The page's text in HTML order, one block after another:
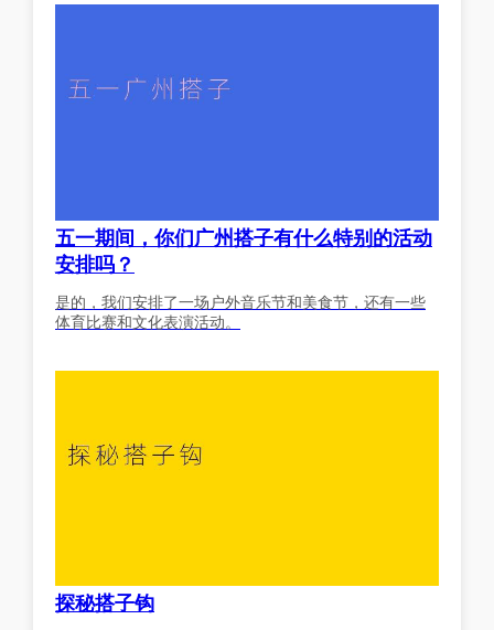
五一期间，你们广州搭子有什么特别的活动
安排吗？
是的，我们安排了一场户外音乐节和美食节，还有一些
体育比赛和文化表演活动。
探秘搭子钩